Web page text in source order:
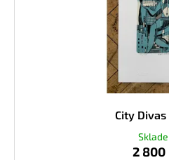
City Divas
2 800